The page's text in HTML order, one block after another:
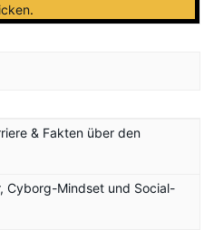
.
& Fakten über den
Cyborg-Mindset und Social-